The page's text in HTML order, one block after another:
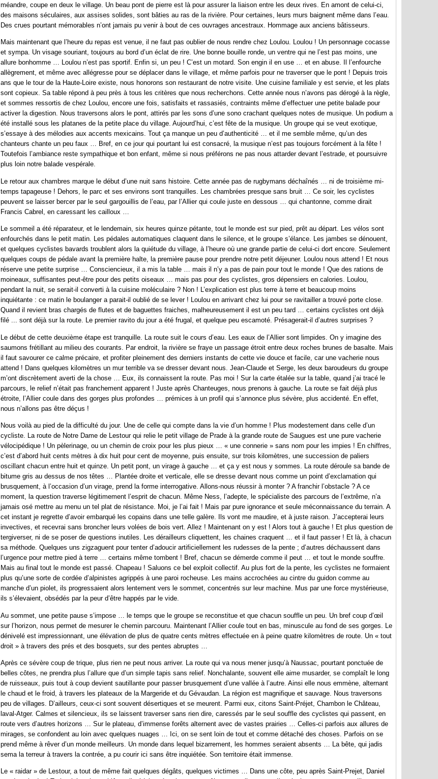
méandre, coupe en deux le village. Un beau pont de pierre est là pour assurer la liaison entre les deux rives. En amont de celui-ci,
des maisons séculaires, aux assises solides, sont bâties au ras de la rivière. Pour certaines, leurs murs baignent même dans l’eau.
Des crues pourtant mémorables n’ont jamais pu venir à bout de ces ouvrages ancestraux. Hommage aux anciens bâtisseurs.
Mais maintenant que l’heure du repas est venue, il ne faut pas oublier de nous rendre chez Loulou. Loulou ! Un personnage cocasse
et sympa. Un visage souriant, toujours au bord d’un éclat de rire. Une bonne bouille ronde, un ventre qui ne l’est pas moins, une
allure bonhomme … Loulou n’est pas sportif. Enfin si, un peu ! C’est un motard. Son engin il en use … et en abuse. Il l’enfourche
allègrement, et même avec allégresse pour se déplacer dans le village, et même parfois pour ne traverser que le pont ! Depuis trois
ans que le tour de la Haute-Loire existe, nous honorons son restaurant de notre visite. Une cuisine familiale y est servie, et les plats
sont copieux. Sa table répond à peu près à tous les critères que nous recherchons. Cette année nous n’avons pas dérogé à la règle,
et sommes ressortis de chez Loulou, encore une fois, satisfaits et rassasiés, contraints même d’effectuer une petite balade pour
activer la digestion. Nous traversons alors le pont, attirés par les sons d’une sono crachant quelques notes de musique. Un podium a
été installé sous les platanes de la petite place du village. Aujourd’hui, c’est fête de la musique. Un groupe qui se veut exotique,
s’essaye à des mélodies aux accents mexicains. Tout ça manque un peu d’authenticité … et il me semble même, qu’un des
chanteurs chante un peu faux … Bref, en ce jour qui pourtant lui est consacré, la musique n’est pas toujours forcément à la fête !
Toutefois l’ambiance reste sympathique et bon enfant, même si nous préférons ne pas nous attarder devant l’estrade, et poursuivre
plus loin notre balade vespérale.
Le retour aux chambres marque le début d’une nuit sans histoire. Cette année pas de rugbymans déchaînés … ni de troisième mi-
temps tapageuse ! Dehors, le parc et ses environs sont tranquilles. Les chambrées presque sans bruit … Ce soir, les cyclistes
peuvent se laisser bercer par le seul gargouillis de l’eau, par l’Allier qui coule juste en dessous … qui chantonne, comme dirait
Francis Cabrel, en caressant les cailloux …
Le sommeil a été réparateur, et le lendemain, six heures quinze pétante, tout le monde est sur pied, prêt au départ. Les vélos sont
enfourchés dans le petit matin. Les pédales automatiques claquent dans le silence, et le groupe s’élance. Les jambes se dénouent,
et quelques cyclistes bavards troublent alors la quiétude du village, à l’heure où une grande partie de celui-ci dort encore. Seulement
quelques coups de pédale avant la première halte, la première pause pour prendre notre petit déjeuner. Loulou nous attend ! Et nous
réserve une petite surprise … Consciencieux, il a mis la table … mais il n’y a pas de pain pour tout le monde ! Que des rations de
moineaux, suffisantes peut-être pour des petits oiseaux … mais pas pour des cyclistes, gros dépensiers en calories. Loulou,
pendant la nuit, se serait-il converti à la cuisine moléculaire ? Non ! L’explication est plus terre à terre et beaucoup moins
inquiétante : ce matin le boulanger a parait-il oublié de se lever ! Loulou en arrivant chez lui pour se ravitailler a trouvé porte close.
Quand il revient bras chargés de flutes et de baguettes fraiches, malheureusement il est un peu tard … certains cyclistes ont déjà
filé ... sont déjà sur la route. Le premier ravito du jour a été frugal, et quelque peu escamoté. Présagerait-il d’autres surprises ?
Le début de cette deuxième étape est tranquille. La route suit le cours d’eau. Les eaux de l’Allier sont limpides. On y imagine des
saumons frétillant au milieu des courants. Par endroit, la rivière se fraye un passage étroit entre deux roches brunes de basalte. Mais
il faut savourer ce calme précaire, et profiter pleinement des derniers instants de cette vie douce et facile, car une vacherie nous
attend ! Dans quelques kilomètres un mur terrible va se dresser devant nous. Jean-Claude et Serge, les deux baroudeurs du groupe
m’ont discrètement averti de la chose … Eux, ils connaissent la route. Pas moi ! Sur la carte étalée sur la table, quand j’ai tracé le
parcours, le relief n’était pas franchement apparent ! Juste après Chanteuges, nous prenons à gauche. La route se fait déjà plus
étroite, l’Allier coule dans des gorges plus profondes … prémices à un profil qui s’annonce plus sévère, plus accidenté. En effet,
nous n’allons pas être déçus !
Nous voilà au pied de la difficulté du jour. Une de celle qui compte dans la vie d’un homme ! Plus modestement dans celle d’un
cycliste. La route de Notre Dame de Lestour qui relie le petit village de Prade à la grande route de Saugues est une pure vacherie
vélocipédique ! Un pèlerinage, ou un chemin de croix pour les plus pieux … « une connerie » sans nom pour les impies ! En chiffres,
c’est d’abord huit cents mètres à dix huit pour cent de moyenne, puis ensuite, sur trois kilomètres, une succession de paliers
oscillant chacun entre huit et quinze. Un petit pont, un virage à gauche … et ça y est nous y sommes. La route déroule sa bande de
bitume gris au dessus de nos têtes … Plantée droite et verticale, elle se dresse devant nous comme un point d’exclamation qui
brusquement, à l’occasion d’un virage, prend la forme interrogative. Allons-nous réussir à monter ? A franchir l’obstacle ? A ce
moment, la question traverse légitimement l’esprit de chacun. Même Ness, l’adepte, le spécialiste des parcours de l’extrême, n’a
jamais osé mettre au menu un tel plat de résistance. Moi, je l’ai fait ! Mais par pure ignorance et seule méconnaissance du terrain. A
cet instant je regrette d’avoir embarqué les copains dans une telle galère. Ils vont me maudire, et à juste raison. J’accepterai leurs
invectives, et recevrai sans broncher leurs volées de bois vert. Allez ! Maintenant on y est ! Alors tout à gauche ! Et plus question de
tergiverser, ni de se poser de questions inutiles. Les dérailleurs cliquettent, les chaines craquent … et il faut passer ! Et là, à chacun
sa méthode. Quelques uns zigzaguent pour tenter d’adoucir artificiellement les rudesses de la pente ; d’autres déchaussent dans
l’urgence pour mettre pied à terre … certains même tombent ! Bref, chacun se démerde comme il peut … et tout le monde souffre.
Mais au final tout le monde est passé. Chapeau ! Saluons ce bel exploit collectif. Au plus fort de la pente, les cyclistes ne formaient
plus qu’une sorte de cordée d’alpinistes agrippés à une paroi rocheuse. Les mains accrochées au cintre du guidon comme au
manche d’un piolet, ils progressaient alors lentement vers le sommet, concentrés sur leur machine. Mus par une force mystérieuse,
ils s’élevaient, obsédés par la peur d’être happés par le vide.
Au sommet, une petite pause s’impose … le temps que le groupe se reconstitue et que chacun souffle un peu. Un bref coup d’œil
sur l’horizon, nous permet de mesurer le chemin parcouru. Maintenant l’Allier coule tout en bas, minuscule au fond de ses gorges. Le
dénivelé est impressionnant, une élévation de plus de quatre cents mètres effectuée en à peine quatre kilomètres de route. Un « tout
droit » à travers des prés et des bosquets, sur des pentes abruptes …
Après ce sévère coup de trique, plus rien ne peut nous arriver. La route qui va nous mener jusqu’à Naussac, pourtant ponctuée de
belles côtes, ne prendra plus l’allure que d’un simple tapis sans relief. Nonchalante, souvent elle aime musarder, se complaît le long
de ruisseaux, puis tout à coup devient sautillante pour passer brusquement d’une vallée à l’autre. Ainsi elle nous emmène, alternant
le chaud et le froid, à travers les plateaux de la Margeride et du Gévaudan. La région est magnifique et sauvage. Nous traversons
peu de villages. D’ailleurs, ceux-ci sont souvent désertiques et se meurent. Parmi eux, citons Saint-Préjet, Chambon le Château,
laval-Atger. Calmes et silencieux, ils se laissent traverser sans rien dire, caressés par le seul souffle des cyclistes qui passent, en
route vers d’autres horizons … Sur le plateau, d’immense forêts alternent avec de vastes prairies … Celles-ci parfois aux allures de
mirages, se confondent au loin avec quelques nuages … Ici, on se sent loin de tout et comme détaché des choses. Parfois on se
prend même à rêver d’un monde meilleurs. Un monde dans lequel bizarrement, les hommes seraient absents … La bête, qui jadis
sema la terreur à travers la contrée, a pu courir ici sans être inquiétée. Son territoire était immense.
Le « raidar » de Lestour, a tout de même fait quelques dégâts, quelques victimes … Dans une côte, peu après Saint-Prejet, Daniel